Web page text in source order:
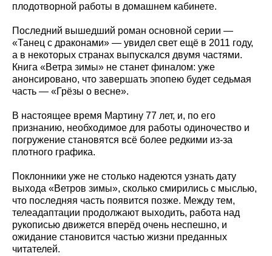
плодотворной работы в домашнем кабинете.
Последний вышедший роман основной серии —
«Танец с драконами» — увидел свет ещё в 2011 году,
а в некоторых странах выпускался двумя частями.
Книга «Ветра зимы» не станет финалом: уже
анонсировано, что завершать эпопею будет седьмая
часть — «Грёзы о весне».
В настоящее время Мартину 77 лет, и, по его
признанию, необходимое для работы одиночество и
погружение становятся всё более редкими из-за
плотного графика.
Поклонники уже не столько надеются узнать дату
выхода «Ветров зимы», сколько смирились с мыслью,
что последняя часть появится позже. Между тем,
телеадаптации продолжают выходить, работа над
рукописью движется вперёд очень неспешно, и
ожидание становится частью жизни преданных
читателей.